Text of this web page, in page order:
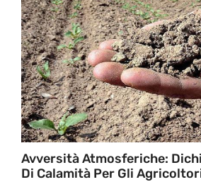
Avversità Atmosferiche:
Di Calamità Per Gli